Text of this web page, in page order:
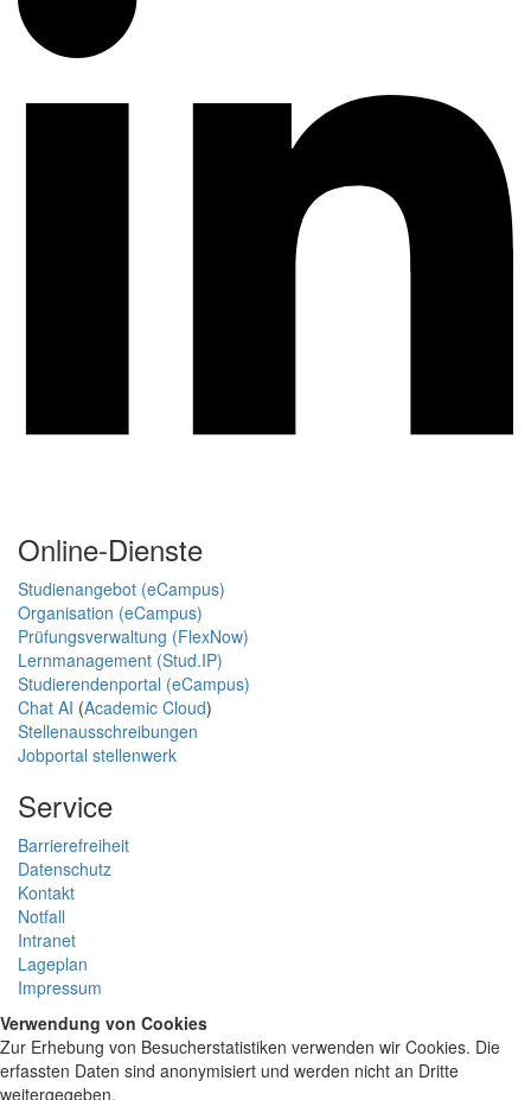
Online-Dienste
Studienangebot (eCampus)
Organisation (eCampus)
Prüfungsverwaltung (FlexNow)
Lernmanagement (Stud.IP)
Studierendenportal (eCampus)
Chat AI (Academic Cloud)
Stellenausschreibungen
Jobportal stellenwerk
Service
Barrierefreiheit
Datenschutz
Kontakt
Notfall
Intranet
Lageplan
Impressum
Verwendung von Cookies
Zur Erhebung von Besucherstatistiken verwenden wir Cookies. Die
erfassten Daten sind anonymisiert und werden nicht an Dritte
weitergegeben.